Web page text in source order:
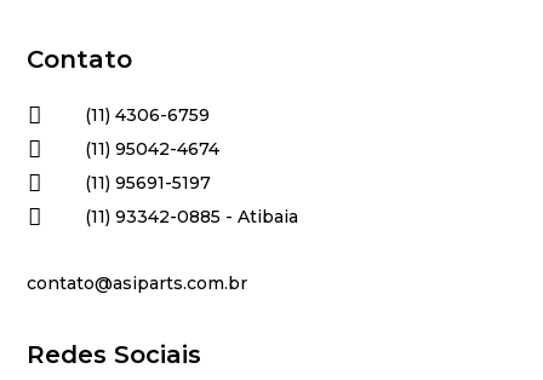
Contato
 (11) 4306-6759
 (11) 95042-4674
 (11) 95691-5197
 (11) 93342-0885 - Atibaia
contato@asiparts.com.br
Redes Sociais